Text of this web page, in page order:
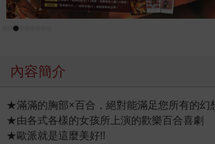
內容簡介
★滿滿的胸部×百合，絕對能滿足您所有的幻
★由各式各樣的女孩所上演的歡樂百合喜劇
★歐派就是這麼美好!!